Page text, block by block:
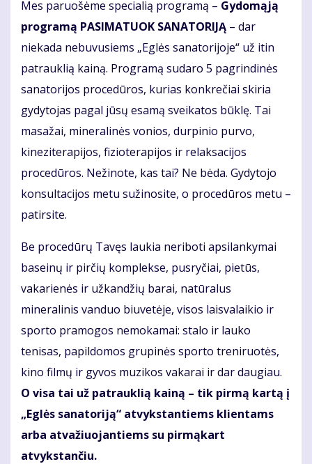
Mes paruošėme specialią programą – Gydomąją
programą PASIMATUOK SANATORIJĄ – dar
niekada nebuvusiems „Eglės sanatorijoje“ už itin
patrauklią kainą. Programą sudaro 5 pagrindinės
sanatorijos procedūros, kurias konkrečiai skiria
gydytojas pagal jūsų esamą sveikatos būklę. Tai
masažai, mineralinės vonios, durpinio purvo,
kineziterapijos, fizioterapijos ir relaksacijos
procedūros. Nežinote, kas tai? Ne bėda. Gydytojo
konsultacijos metu sužinosite, o procedūros metu –
patirsite.
Be procedūrų Tavęs laukia neriboti apsilankymai
baseinų ir pirčių komplekse, pusryčiai, pietūs,
vakarienės ir užkandžių barai, natūralus
mineralinis vanduo biuvetėje, visos laisvalaikio ir
sporto pramogos nemokamai: stalo ir lauko
tenisas, papildomos grupinės sporto treniruotės,
kino filmų ir gyvos muzikos vakarai ir dar daugiau.
O visa tai už patrauklią kainą – tik pirmą kartą į
„Eglės sanatoriją“ atvykstantiems klientams
arba atvažiuojantiems su pirmąkart
atvykstančiu.